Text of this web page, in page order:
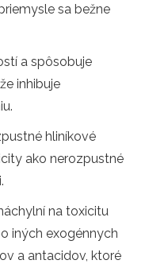
sa bežne
a spôsobuje
inhibuje
hliníkové
ako nerozpustné
na toxicitu
iných exogénnych
a antacidov, ktoré